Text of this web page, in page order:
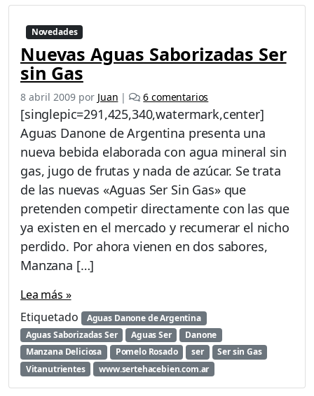
Novedades
Nuevas Aguas Saborizadas Ser
sin Gas
8 abril 2009 por Juan | 6 comentarios
n
u
e
v
s
A
g
u
o
r
i
z
a
[singlepic=291,425,340,watermark,center]
Aguas Danone de Argentina presenta una
nueva bebida elaborada con agua mineral sin
gas, jugo de frutas y nada de azúcar. Se trata
de las nuevas «Aguas Ser Sin Gas» que
pretenden competir directamente con las que
ya existen en el mercado y recumerar el nicho
perdido. Por ahora vienen en dos sabores,
Manzana […]
Lea más »
Etiquetado
Aguas Danone de Argentina
Aguas Saborizadas Ser
Aguas Ser
Danone
Manzana Deliciosa
Pomelo Rosado ser
Ser sin Gas
Vitanutrientes
www.sertehacebien.com.ar